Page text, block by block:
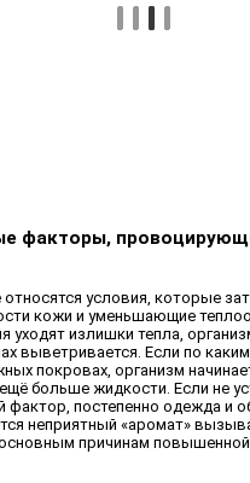
факторы,
относятся условия, которые
кожи и уменьшающие
уходят излишки тепла,
выветривается. Если по
покровах, организм
больше жидкости. Если не
постепенно одежда и
неприятный «аромат»
причинам повышенной